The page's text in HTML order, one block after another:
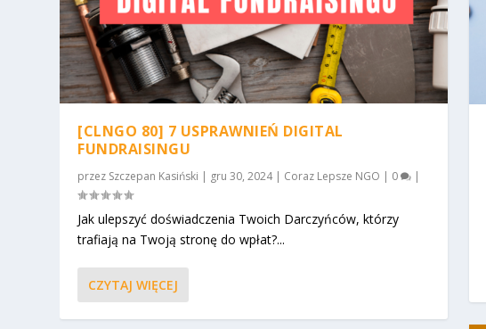
[CLNGO 80] 7 USPRAWNIEŃ DIGITAL
FUNDRAISINGU
przez Szczepan Kasiński | gru 30, 2024| Coraz Lepsze NGO | 0 |
Jak ulepszyć doświadczenia Twoich Darczyńców, którzy
trafiają na Twoją stronę do wpłat?...
CZYTAJ WIĘCEJ